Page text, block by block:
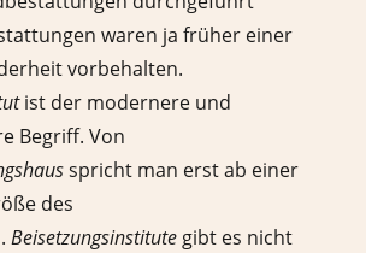
waren ja früher einer
vorbehalten.
ist der modernere und
Begriff. Von
spricht man erst ab einer
des
Beisetzungsinstitutegibt es nicht